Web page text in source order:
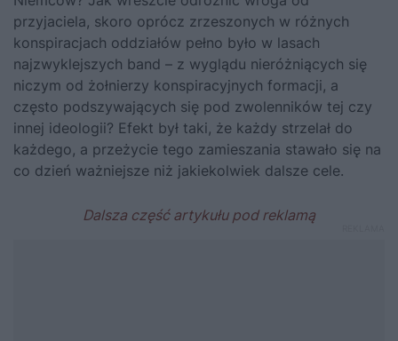
przyjaciela, skoro oprócz zrzeszonych w różnych
konspiracjach oddziałów pełno było w lasach
najzwyklejszych band – z wyglądu nieróżniących się
niczym od żołnierzy konspiracyjnych formacji, a
często podszywających się pod zwolenników tej czy
innej ideologii? Efekt był taki, że każdy strzelał do
każdego, a przeżycie tego zamieszania stawało się na
co dzień ważniejsze niż jakiekolwiek dalsze cele.